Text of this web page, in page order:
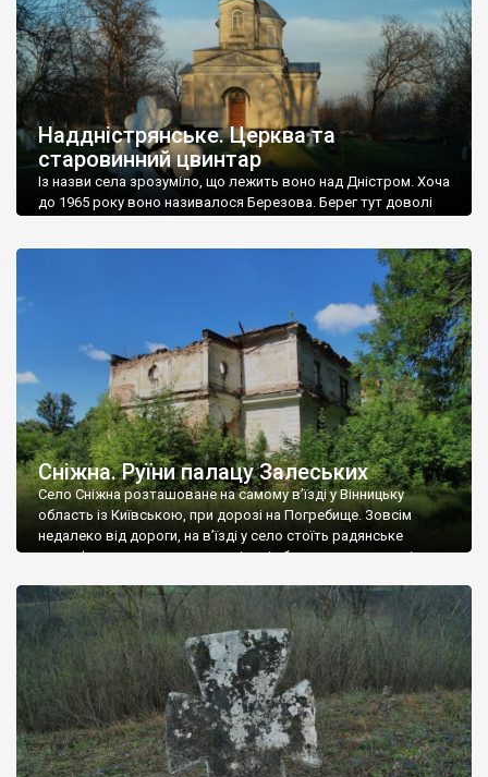
роках Болган […]
Наддністрянське. Церква та
старовинний цвинтар
Із назви села зрозуміло, що лежить воно над Дністром. Хоча
до 1965 року воно називалося Березова. Берег тут доволі
Наддністрянське відрізняється від більшості навколишніх
сіл. У селі є мурована Михайлівська церква. Точної дати […]
Сніжна. Руїни палацу Залеських
Село Сніжна розташоване на самому в’їзді у Вінницьку
область із Київською, при дорозі на Погребище. Зовсім
недалеко від дороги, на в’їзді у село стоїть радянське
рельєфне пано, яке показує жінку і яблуню, а трохи далі, десь
не видно, але видно дві стареньких колії у траві – […]